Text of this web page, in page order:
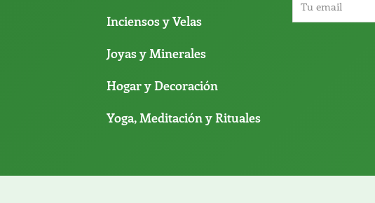
Inciensos y Velas
Joyas y Minerales
Hogar y Decoración
Yoga, Meditación y Rituales